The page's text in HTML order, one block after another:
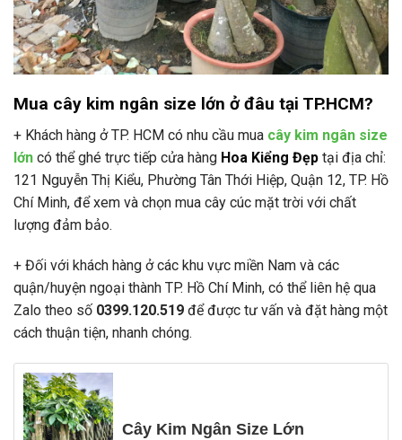
Mua cây kim ngân size lớn ở đâu tại TP.HCM?
+ Khách hàng ở TP. HCM có nhu cầu mua cây kim ngân size
lớn có thể ghé trực tiếp cửa hàng Hoa Kiểng Đẹp tại địa chỉ:
121 Nguyễn Thị Kiểu, Phường Tân Thới Hiệp, Quận 12, TP. Hồ
Chí Minh, để xem và chọn mua cây cúc mặt trời với chất
lượng đảm bảo.
+ Đối với khách hàng ở các khu vực miền Nam và các
quận/huyện ngoại thành TP. Hồ Chí Minh, có thể liên hệ qua
Zalo theo số 0399.120.519 để được tư vấn và đặt hàng một
cách thuận tiện, nhanh chóng.
Cây Kim Ngân Size Lớn